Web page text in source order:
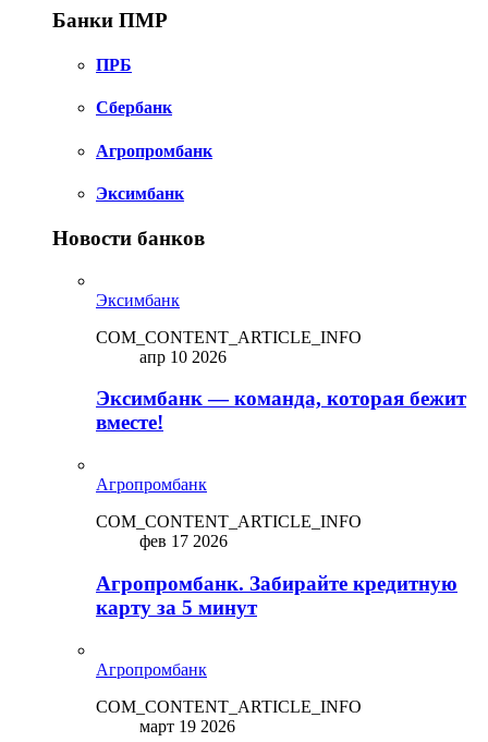
Банки ПМР
ПРБ
Сбербанк
Агропромбанк
Эксимбанк
Новости банков
Эксимбанк
COM_CONTENT_ARTICLE_INFO
апр 10 2026
Эксимбанк — команда, которая бежит
вместе!
Агропромбанк
COM_CONTENT_ARTICLE_INFO
фев 17 2026
Агропромбанк. Забирайте кредитную
карту за 5 минут
Агропромбанк
COM_CONTENT_ARTICLE_INFO
март 19 2026